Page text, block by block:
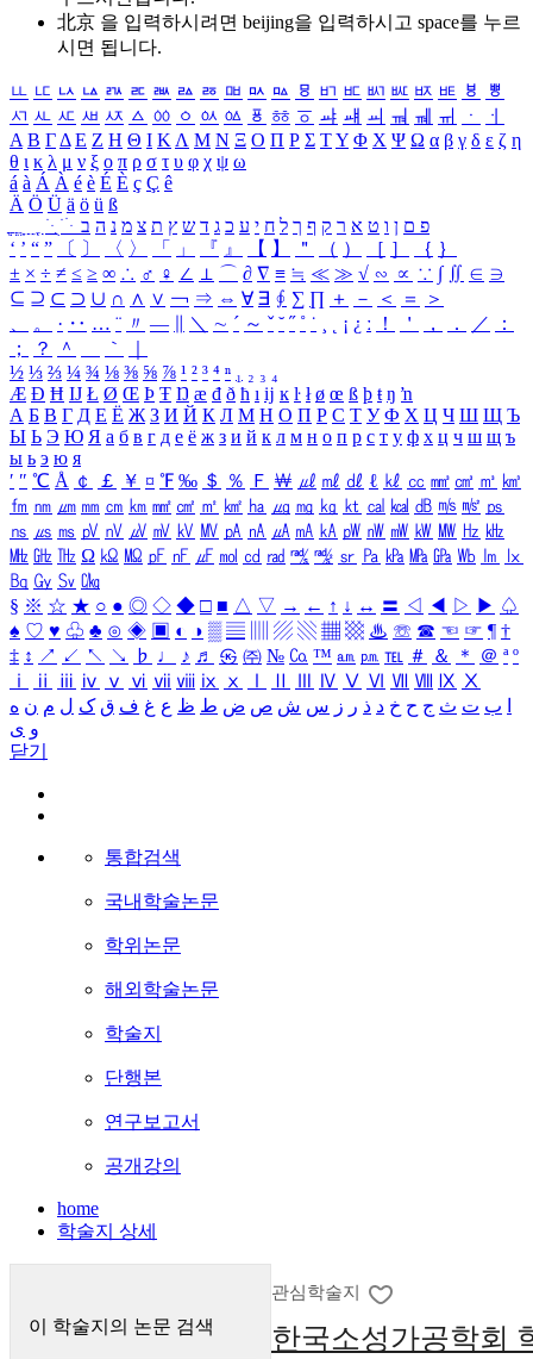
北京 을 입력하시려면 beijing을 입력하시고 space를 누르
시면 됩니다.
ㅥ ㅦ ㅧ ㅨ ㅩ ㅪ ㅫ ㅬ ㅭ ㅮ ㅯ ㅰ ㅱ ㅲ ㅳ ㅴ ㅵ ㅶ ㅷ ㅸ
ㅹ
ㅺ ㅻ ㅼ ㅽ ㅾ ㅿ ㆀ ㆁ ㆂ ㆃ ㆄ ㆅ ㆆ ㆇ ㆈ ㆉ ㆊ ㆋ ㆌ ㆍ
ㆎ
Α Β ΓΔ Ε Ζ Η Θ Ι ΚΛ Μ Ν Ξ Ο Π Ρ Σ ΤΥ Φ Χ Ψ Ω α β γ δ ε ζ η
θ ι κ λ μ ν ξ ο π ρ σ τ υ φ χ ψ ω
á à Á À é è É È ç Ç ê
Ä Ö Ü ä ö ü ß
ִֶֹ ֻּ ׁׂ פ ם ן ו ט א ר ק ף ך ל ח י ע כ ג ד ש ץ ת צ מ נ ה ב
‘ ’ “ ” 〔 〕 〈 〉 「 」 『 』 【 】 ＂ （ ） ［ ］ ｛ ｝
± × ÷ ≠ ≤ ≥ ∞ ∴ ♂ ♀ ∠ ⊥ ⌒ ∂ ∇ ≡ ≒ ≪ ≫ √ ∽ ∝ ∵ ∫ ∬ ∈ ∋
⊆ ⊇ ⊂ ⊃ ∪ ∩ ∧ ∨ ￢ ⇒ ⇔ ∀ ∃ ∮ ∑ ∏ ＋ － ＜ ＝
＞
、
。 · ‥ … ¨ 〃 ― ＼ ∼ ´ ～ ˇ ˘ ˝ ˚ ˙ ¸ ¡ ¿ ː ！ ＇ ， ． ／
：
；
？ ＾ ｀
½ ⅓ ⅔ ¼ ¾ ⅛ ⅜ ⅝ ⅞ ¹ ² ³ ⁴ ⁿ ₁ ₂ ₃ ₄
Æ Ð Ħ Ĳ Ł Ø Œ Þ Ŧ Ŋ æ đ ð ħ ı ĳ ĸ ŀ ł ø œ ß þ ŧ ŋ ŉ
А Б В Г Д Е Ё Ж З И Й К Л М Н О П Р С Т У Ф Х Ц Ч Ш Щ Ъ
Ы Ь Э Ю Я а б в г д е ё ж з и й к л м н о п р с т у ф х ц ч ш щ ъ
ы ь э ю я
′ ″ ℃ Å ￠ ￡ ￥ ¤ ℉ ‰ ＄ ％ Ｆ ￦ ㎕ ㎖ ㎗ ℓ ㎘ ㏄ ㎣ ㎤ ㎥ ㎦
㎙ ㎚ ㎛ ㎜ ㎝ ㎞ ㎟ ㎠ ㎡ ㎢ ㏊ ㎍ ㎎ ㎏ ㏏ ㎈ ㎉ ㏈ ㎧ ㎨ ㎰
㎱ ㎲ ㎳ ㎴ ㎵ ㎶ ㎷ ㎸ ㎹ ㎀ ㎁ ㎂ ㎃ ㎄ ㎺ ㎻ ㎽ ㎾ ㎿ ㎐ ㎑
㎒ ㎓ ㎔ Ω ㏀ ㏁ ㎊ ㎋ ㎌ ㏖ ㏅ ㎭ ㎮ ㎯ ㏛ ㎩ ㎪ ㎫ ㎬ ㏝ ㏐
㏓
㏃ ㏉ ㏜ ㏆
§ ※ ☆ ★ ○ ● ◎ ◇ ◆ □ ■ △ ▽ → ← ↑ ↓ ↔ 〓 ◁ ◀ ▷ ▶ ♤
♠ ♡ ♥ ♧ ♣ ⊙ ◈ ▣ ◐ ◑ ▒ ▤ ▨ ▧ ▦ ▩ ♨ ☏ ☎ ☜ ☞ ¶ †
‡ ↕ ↗ ↙ ↖ ↘ ♭ ♩ ♪ ♬ ㉿ ㈜ № ㏇ ™ ㏂ ㏘ ℡ ＃ ＆ ＊ ＠ ª º
ⅰ
ⅱ ⅲ ⅳ ⅴ ⅵ ⅶ ⅷ ⅸ ⅹ Ⅳ Ⅴ Ⅵ Ⅶ Ⅷ Ⅸ Ⅹ
ب ت ث ج ح خ د ذ ر ز س ش ص ض ط ظ ع غ ف ق ک ل م ن ه
و ی
닫기
통합검색
국내학술논문
학위논문
해외학술논문
학술지
단행본
연구보고서
공개강의
home
학술지 상세
이 학술지의 논문 검색
관심학술지
한국소성가공학회